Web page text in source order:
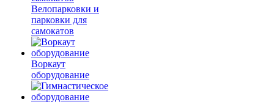
Велопарковки и
парковки для
самокатов
Воркаут
оборудование